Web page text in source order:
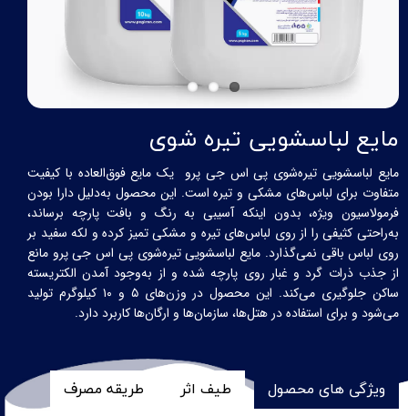
مایع لباسشویی تیره شوی
مایع لباسشویی تیره‌شوی پی اس جی پرو یک مایع فوق‌العاده با کیفیت
متفاوت برای لباس‌های مشکی و تیره است. این محصول به‌دلیل دارا بودن
فرمولاسیون ویژه، بدون اینکه آسیبی به رنگ و بافت پارچه برساند،
به‌راحتی کثیفی را از روی لباس‌های تیره و مشکی تمیز کرده و لکه سفید بر
روی لباس باقی نمی‌گذارد. مایع لباسشویی تیره‌شوی پی اس جی پرو مانع
از جذب ذرات گرد و غبار روی پارچه شده و از به‌وجود آمدن الکتریسته
ساکن جلوگیری می‌کند. این محصول در وزنهای۵ و ۱۰ کیلوگرم تولید
میشود و برای استفاده در هتل‌ها، سازمان‌ها و ارگان‌ها کاربرد دارد.
ویژگی های محصول طیف اثر
طریقه مصرف